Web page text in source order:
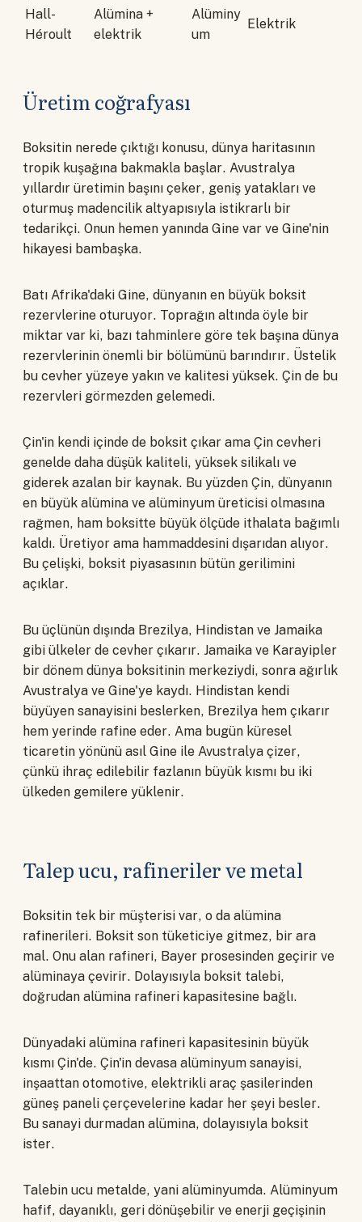
Hall-
Héroult
Alümina +
elektrik
Alüminy
um
Elektrik
Üretim coğrafyası
Boksitin nerede çıktığı konusu, dünya haritasının
tropik kuşağına bakmakla başlar. Avustralya
yıllardır üretimin başını çeker, geniş yatakları ve
oturmuş madencilik altyapısıyla istikrarlı bir
tedarikçi. Onun hemen yanında Gine var ve Gine'nin
hikayesi bambaşka.
Batı Afrika'daki Gine, dünyanın en büyük boksit
rezervlerine oturuyor. Toprağın altında öyle bir
miktar var ki, bazı tahminlere göre tek başına dünya
rezervlerinin önemli bir bölümünü barındırır. Üstelik
bu cevher yüzeye yakın ve kalitesi yüksek. Çin de bu
rezervleri görmezden gelemedi.
Çin'in kendi içinde de boksit çıkar ama Çin cevheri
genelde daha düşük kaliteli, yüksek silikalı ve
giderek azalan bir kaynak. Bu yüzden Çin, dünyanın
en büyük alümina ve alüminyum üreticisi olmasına
rağmen, ham boksitte büyük ölçüde ithalata bağımlı
kaldı. Üretiyor ama hammaddesini dışarıdan alıyor.
Bu çelişki, boksit piyasasının bütün gerilimini
açıklar.
Bu üçlünün dışında Brezilya, Hindistan ve Jamaika
gibi ülkeler de cevher çıkarır. Jamaika ve Karayipler
bir dönem dünya boksitinin merkeziydi, sonra ağırlık
Avustralya ve Gine'ye kaydı. Hindistan kendi
büyüyen sanayisini beslerken, Brezilya hem çıkarır
hem yerinde rafine eder. Ama bugün küresel
ticaretin yönünü asıl Gine ile Avustralya çizer,
çünkü ihraç edilebilir fazlanın büyük kısmı bu iki
ülkeden gemilere yüklenir.
Talep ucu, rafineriler ve metal
Boksitin tek bir müşterisi var, o da alümina
rafinerileri. Boksit son tüketiciye gitmez, bir ara
mal. Onu alan rafineri, Bayer prosesinden geçirir ve
alüminaya çevirir. Dolayısıyla boksit talebi,
doğrudan alümina rafineri kapasitesine bağlı.
Dünyadaki alümina rafineri kapasitesinin büyük
kısmı Çin'de. Çin'in devasa alüminyum sanayisi,
inşaattan otomotive, elektrikli araç şasilerinden
güneş paneli çerçevelerine kadar her şeyi besler.
Bu sanayi durmadan alümina, dolayısıyla boksit
ister.
Talebin ucu metalde, yani alüminyumda. Alüminyum
hafif, dayanıklı, geri dönüşebilir ve enerji geçişinin